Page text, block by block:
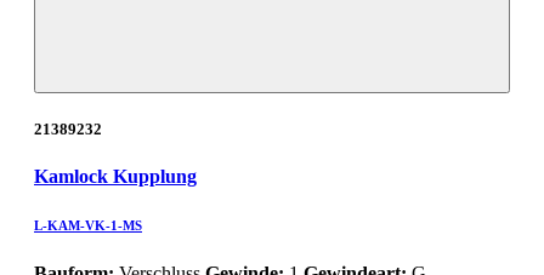
21389232
Kamlock Kupplung
L-KAM-VK-1-MS